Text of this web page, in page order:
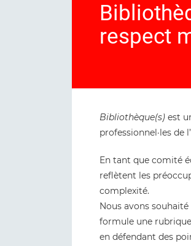
respect
Bibliothèque(s) est
professionnel·les de
En tant que comité
reflètent les
complexité.
Nous avons
formule une
en défendant des